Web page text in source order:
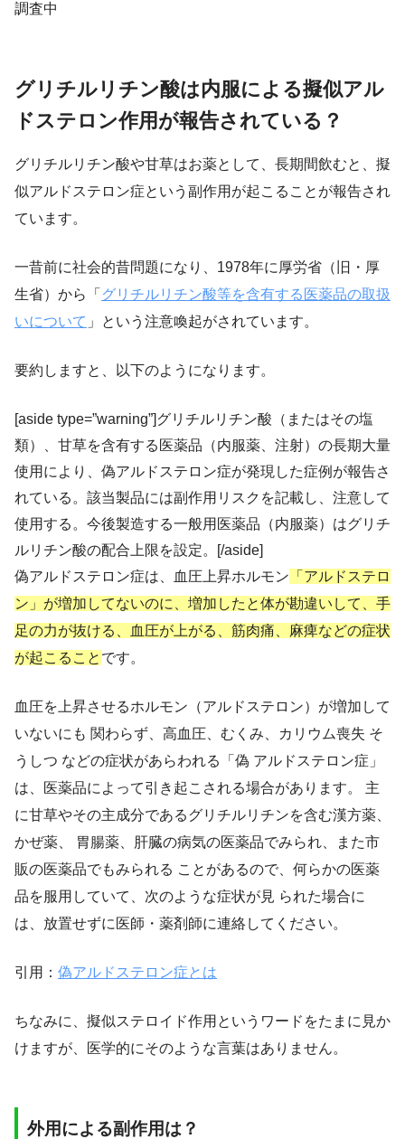
調査中
グリチルリチン酸は内服による擬似アル
ドステロン作用が報告されている？
グリチルリチン酸や甘草はお薬として、長期間飲むと、擬
似アルドステロン症という副作用が起こることが報告され
ています。
一昔前に社会的昔問題になり、1978年に厚労省（旧・厚
生省）から「 グリチルリチン酸等を含有する医薬品の取扱
いについて 」という注意喚起がされています。
要約しますと、以下のようになります。
[aside type=”warning”]グリチルリチン酸（またはその塩
類）、甘草を含有する医薬品（内服薬、注射）の長期大量
使用により、偽アルドステロン症が発現した症例が報告さ
れている。該当製品には副作用リスクを記載し、注意して
使用する。今後製造する一般用医薬品（内服薬）はグリチ
ルリチン酸の配合上限を設定。[/aside]
偽アルドステロン症は、血圧上昇ホルモン 「アルドステロ
ン」が増加してないのに、増加したと体が勘違いして、手
足の力が抜ける、血圧が上がる、筋肉痛、麻痺などの症状
が起こること です。
血圧を上昇させるホルモン（アルドステロン）が増加して
いないにも 関わらず、高血圧、むくみ、カリウム喪失 そ
うしつ などの症状があらわれる「偽 アルドステロン症」
は、医薬品によって引き起こされる場合があります。 主
に甘草やその主成分であるグリチルリチンを含む漢方薬、
かぜ薬、 胃腸薬、肝臓の病気の医薬品でみられ、また市
販の医薬品でもみられる ことがあるので、何らかの医薬
品を服用していて、次のような症状が見 られた場合に
は、放置せずに医師・薬剤師に連絡してください。
引用： 偽アルドステロン症とは
ちなみに、擬似ステロイド作用というワードをたまに見か
けますが、医学的にそのような言葉はありません。
外用による副作用は？